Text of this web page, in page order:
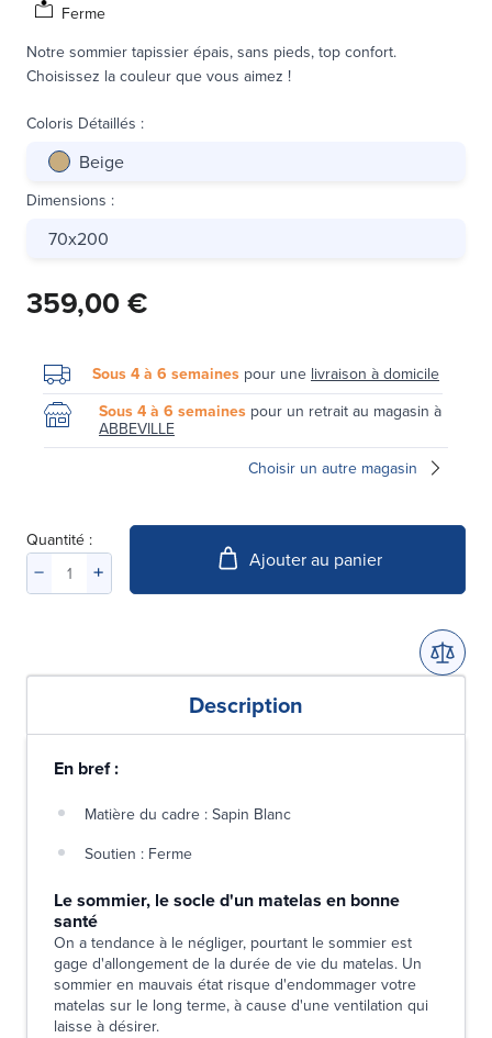
Ferme
Notre sommier tapissier épais, sans pieds, top confort.
Choisissez la couleur que vous aimez !
Coloris Détaillés :
Beige
Dimensions :
70x200
359,00 €
Sous 4 à 6 semaines pour une livraison à domicile
Sous 4 à 6 semaines pour un retrait au magasin à
ABBEVILLE
Choisir un autre magasin
Quantité :
Ajouter au panier
Description
En bref :
Matière du cadre : Sapin Blanc
Soutien : Ferme
Le sommier, le socle d'un matelas en bonne
santé
On a tendance à le négliger, pourtant le sommier est
gage d'allongement de la durée de vie du matelas. Un
sommier en mauvais état risque d'endommager votre
matelas sur le long terme, à cause d'une ventilation qui
laisse à désirer.